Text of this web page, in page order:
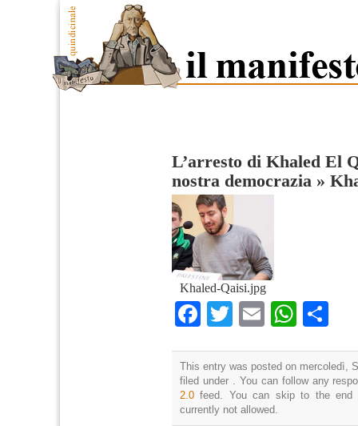
L’arresto di Khaled El
nostra democrazia »
Khaled-Qaisi.jpg
Facebook
TwitterEmail
This entry was posted on mercoledì,
filed under . You can follow any
2.0 feed. You can skip to the end
currently not allowed.